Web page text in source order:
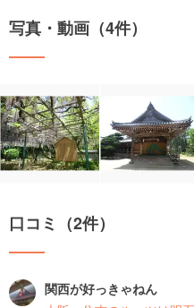
写真・動画（4件）
口コミ（2件）
関西が好っきゃねん